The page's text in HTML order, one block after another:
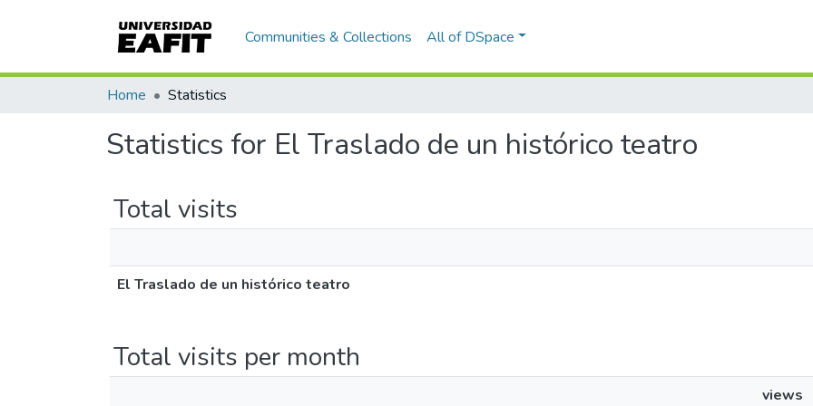
Communities & Collections All of DSpace
Home Statistics
Statistics for El Traslado de un histórico teatro
Total visits
El Traslado de un histórico teatro
Total visits per month
views